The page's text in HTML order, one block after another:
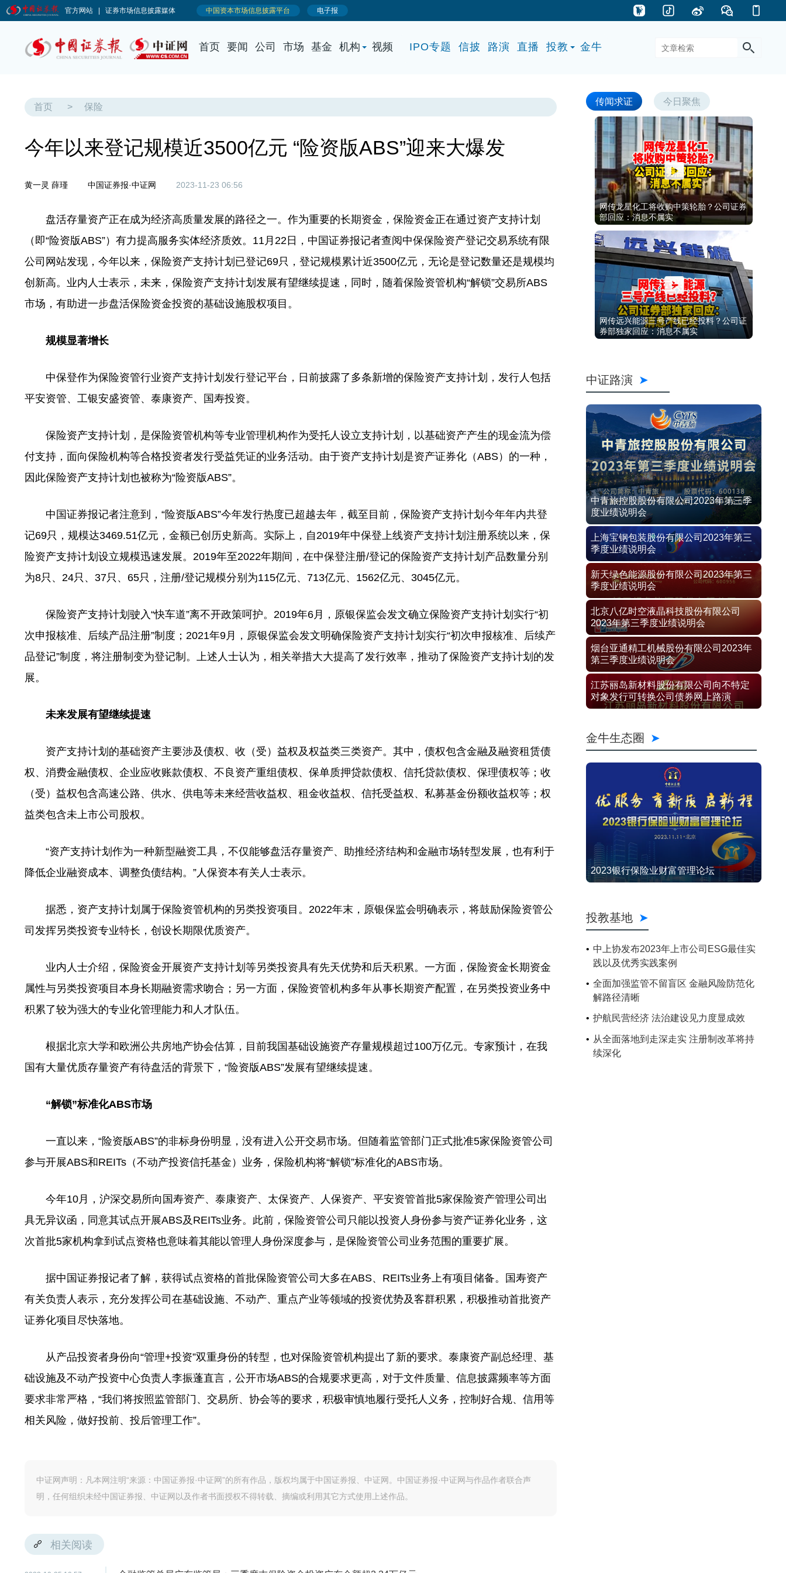
首页 要闻 公司 市场 基金 机构 视频 IPO专题 信披 路演 直播 投教 金牛
首页 > 保险
今年以来登记规模近3500亿元 “险资版ABS”迎来大爆发
黄一灵 薛瑾 中国证券报·中证网 2023-11-23 06:56
盘活存量资产正在成为经济高质量发展的路径之一。作为重要的长期资金，保险资金正在通过资产支持计划
（即“险资版ABS”）有力提高服务实体经济质效。11月22日，中国证券报记者查阅中保保险资产登记交易系统有限
公司网站发现，今年以来，保险资产支持计划已登记69只，登记规模累计近3500亿元，无论是登记数量还是规模均
创新高。业内人士表示，未来，保险资产支持计划发展有望继续提速，同时，随着保险资管机构“解锁”交易所ABS
市场，有助进一步盘活保险资金投资的基础设施股权项目。
规模显著增长
中保登作为保险资管行业资产支持计划发行登记平台，日前披露了多条新增的保险资产支持计划，发行人包括
平安资管、工银安盛资管、泰康资产、国寿投资。
保险资产支持计划，是保险资管机构等专业管理机构作为受托人设立支持计划，以基础资产产生的现金流为偿
付支持，面向保险机构等合格投资者发行受益凭证的业务活动。由于资产支持计划是资产证券化（ABS）的一种，
因此保险资产支持计划也被称为“险资版ABS”。
中国证券报记者注意到，“险资版ABS”今年发行热度已超越去年，截至目前，保险资产支持计划今年年内共登
记69只，规模达3469.51亿元，金额已创历史新高。实际上，自2019年中保登上线资产支持计划注册系统以来，保
险资产支持计划设立规模迅速发展。2019年至2022年期间，在中保登注册/登记的保险资产支持计划产品数量分别
为8只、24只、37只、65只，注册/登记规模分别为115亿元、713亿元、1562亿元、3045亿元。
保险资产支持计划驶入“快车道”离不开政策呵护。2019年6月，原银保监会发文确立保险资产支持计划实行“初
次申报核准、后续产品注册”制度；2021年9月，原银保监会发文明确保险资产支持计划实行“初次申报核准、后续产
品登记”制度，将注册制变为登记制。上述人士认为，相关举措大大提高了发行效率，推动了保险资产支持计划的发
展。
未来发展有望继续提速
资产支持计划的基础资产主要涉及债权、收（受）益权及权益类三类资产。其中，债权包含金融及融资租赁债
权、消费金融债权、企业应收账款债权、不良资产重组债权、保单质押贷款债权、信托贷款债权、保理债权等；收
（受）益权包含高速公路、供水、供电等未来经营收益权、租金收益权、信托受益权、私募基金份额收益权等；权
益类包含未上市公司股权。
“资产支持计划作为一种新型融资工具，不仅能够盘活存量资产、助推经济结构和金融市场转型发展，也有利于
降低企业融资成本、调整负债结构。”人保资本有关人士表示。
据悉，资产支持计划属于保险资管机构的另类投资项目。2022年末，原银保监会明确表示，将鼓励保险资管公
司发挥另类投资专业特长，创设长期限优质资产。
业内人士介绍，保险资金开展资产支持计划等另类投资具有先天优势和后天积累。一方面，保险资金长期资金
属性与另类投资项目本身长期融资需求吻合；另一方面，保险资管机构多年从事长期资产配置，在另类投资业务中
积累了较为强大的专业化管理能力和人才队伍。
根据北京大学和欧洲公共房地产协会估算，目前我国基础设施资产存量规模超过100万亿元。专家预计，在我
国有大量优质存量资产有待盘活的背景下，“险资版ABS”发展有望继续提速。
“解锁”标准化ABS市场
一直以来，“险资版ABS”的非标身份明显，没有进入公开交易市场。但随着监管部门正式批准5家保险资管公司
参与开展ABS和REITs（不动产投资信托基金）业务，保险机构将“解锁”标准化的ABS市场。
今年10月，沪深交易所向国寿资产、泰康资产、太保资产、人保资产、平安资管首批5家保险资产管理公司出
具无异议函，同意其试点开展ABS及REITs业务。此前，保险资管公司只能以投资人身份参与资产证券化业务，这
次首批5家机构拿到试点资格也意味着其能以管理人身份深度参与，是保险资管公司业务范围的重要扩展。
据中国证券报记者了解，获得试点资格的首批保险资管公司大多在ABS、REITs业务上有项目储备。国寿资产
有关负责人表示，充分发挥公司在基础设施、不动产、重点产业等领域的投资优势及客群积累，积极推动首批资产
证券化项目尽快落地。
从产品投资者身份向“管理+投资”双重身份的转型，也对保险资管机构提出了新的要求。泰康资产副总经理、基
础设施及不动产投资中心负责人李振蓬直言，公开市场ABS的合规要求更高，对于文件质量、信息披露频率等方面
要求非常严格，“我们将按照监管部门、交易所、协会等的要求，积极审慎地履行受托人义务，控制好合规、信用等
相关风险，做好投前、投后管理工作”。
中证网声明：凡本网注明“来源：中国证券报·中证网”的所有作品，版权均属于中国证券报、中证网。中国证券报·中证网与作品作者联合声
明，任何组织未经中国证券报、中证网以及作者书面授权不得转载、摘编或利用其它方式使用上述作品。
相关阅读
传闻求证 今日聚焦
网传龙星化工将收购中策轮胎？公司证券
部回应：消息不属实
网传远兴能源三号产线已经投料？公司证
券部独家回应：消息不属实
中证路演
中青旅控股股份有限公司2023年第三季
度业绩说明会
上海宝钢包装股份有限公司2023年第三
季度业绩说明会
新天绿色能源股份有限公司2023年第三
季度业绩说明会
北京八亿时空液晶科技股份有限公司
2023年第三季度业绩说明会
烟台亚通精工机械股份有限公司2023年
第三季度业绩说明会
江苏丽岛新材料股份有限公司向不特定
对象发行可转换公司债券网上路演
金牛生态圈
2023银行保险业财富管理论坛
投教基地
中上协发布2023年上市公司ESG最佳实
践以及优秀实践案例
全面加强监管不留盲区 金融风险防范化
解路径清晰
护航民营经济 法治建设见力度显成效
从全面落地到走深走实 注册制改革将持
续深化